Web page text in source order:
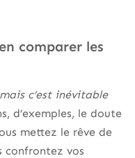
comparer les
c’est inévitable
d’exemples, le doute
mettez le rêve de
confrontez vos